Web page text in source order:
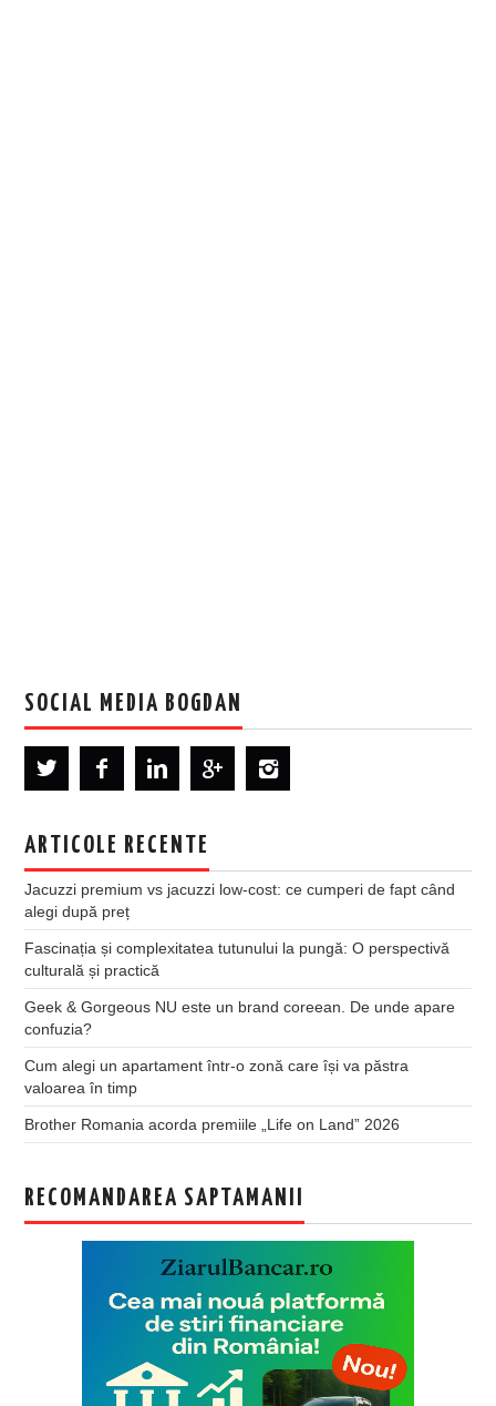
SOCIAL MEDIA BOGDAN
ARTICOLE RECENTE
Jacuzzi premium vs jacuzzi low-cost: ce cumperi de fapt când
alegi după preț
Fascinația și complexitatea tutunului la pungă: O perspectivă
culturală și practică
Geek & Gorgeous NU este un brand coreean. De unde apare
confuzia?
Cum alegi un apartament într-o zonă care își va păstra
valoarea în timp
Brother Romania acorda premiile „Life on Land” 2026
RECOMANDAREA SAPTAMANII